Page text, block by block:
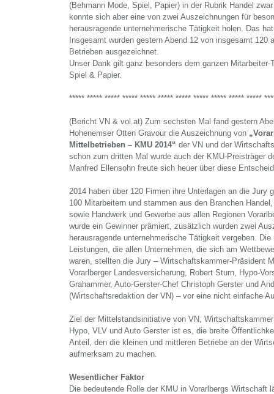
(Behmann Mode, Spiel, Papier) in der Rubrik Handel
konnte sich aber eine von zwei Auszeichnungen für
herausragende unternehmerische Tätigkeit holen. Das
Insgesamt wurden gestern Abend 12 von insgesamt 120
Betrieben ausgezeichnet.
Unser Dank gilt ganz besonders dem ganzen
Spiel & Papier.
***** ***** ***** ***** ***** ***** ***** ***** ***** ***** *****
(Bericht VN & vol.at) Zum sechsten Mal fand gestern
Hohenemser Otten Gravour die Auszeichnung von
Mittelbetrieben – KMU 2014“ der VN und der
schon zum dritten Mal wurde auch der KMU-Preisträger
Manfred Ellensohn freute sich heuer über diese
2014 haben über 120 Firmen ihre Unterlagen an die
100 Mitarbeitern und stammen aus den Branchen
sowie Handwerk und Gewerbe aus allen Regionen
wurde ein Gewinner prämiert, zusätzlich wurden zwei
herausragende unternehmerische Tätigkeit vergeben.
Leistungen, die allen Unternehmen, die sich am
waren, stellten die Jury – Wirtschaftskammer-Präsident
Vorarlberger Landesversicherung, Robert Sturn, Hypo-
Grahammer, Auto-Gerster-Chef Christoph Gerster und
(Wirtschaftsredaktion der VN) – vor eine nicht einfache
Ziel der Mittelstandsinitiative von VN,
Hypo, VLV und Auto Gerster ist es, die breite
Anteil, den die kleinen und mittleren Betriebe an der
aufmerksam zu machen.
Wesentlicher Faktor
Die bedeutende Rolle der KMU in Vorarlbergs Wirtschaft